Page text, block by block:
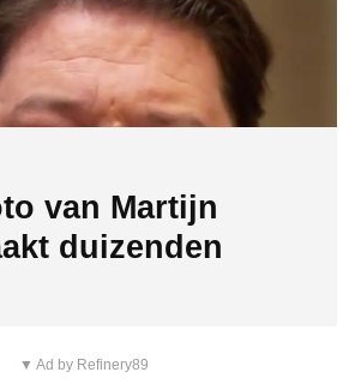
van Martijn
duizenden
▼ Ad by Refinery89